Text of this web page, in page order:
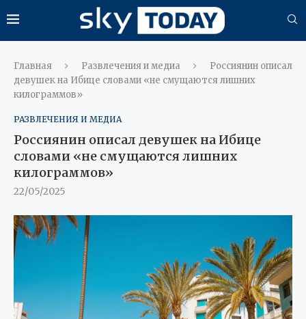
Главная Развлечения и медиа
Россиянин описал
девушек на Ибице словами «не смущаются лишних
килограммов»
РАЗВЛЕЧЕНИЯ И МЕДИА
Россиянин описал девушек на Ибице
словами «не смущаются лишних
килограммов»
22/05/2025